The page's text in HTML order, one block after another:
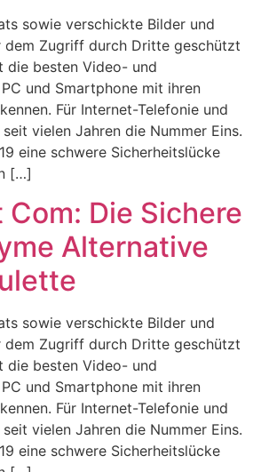
sowie verschickte Bilder und
dem Zugriff durch Dritte geschützt
die besten Video- und
und Smartphone mit ihren
Für Internet-Telefonie und
vielen Jahren die Nummer Eins.
eine schwere Sicherheitslücke
[…]
Die Sichere
Alternative
sowie verschickte Bilder und
dem Zugriff durch Dritte geschützt
die besten Video- und
und Smartphone mit ihren
Für Internet-Telefonie und
vielen Jahren die Nummer Eins.
eine schwere Sicherheitslücke